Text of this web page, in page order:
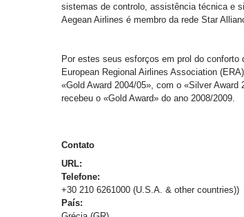
sistemas de controlo, assistência técnica e
Aegean Airlines é membro da rede Star
Por estes seus esforços em prol do
European Regional Airlines Association
«Gold Award 2004/05», com o «Silver
recebeu o «Gold Award» do ano 2008/2009.
Contato
URL:
Telefone:
+30 210 6261000 (U.S.A. & other countries))
País: